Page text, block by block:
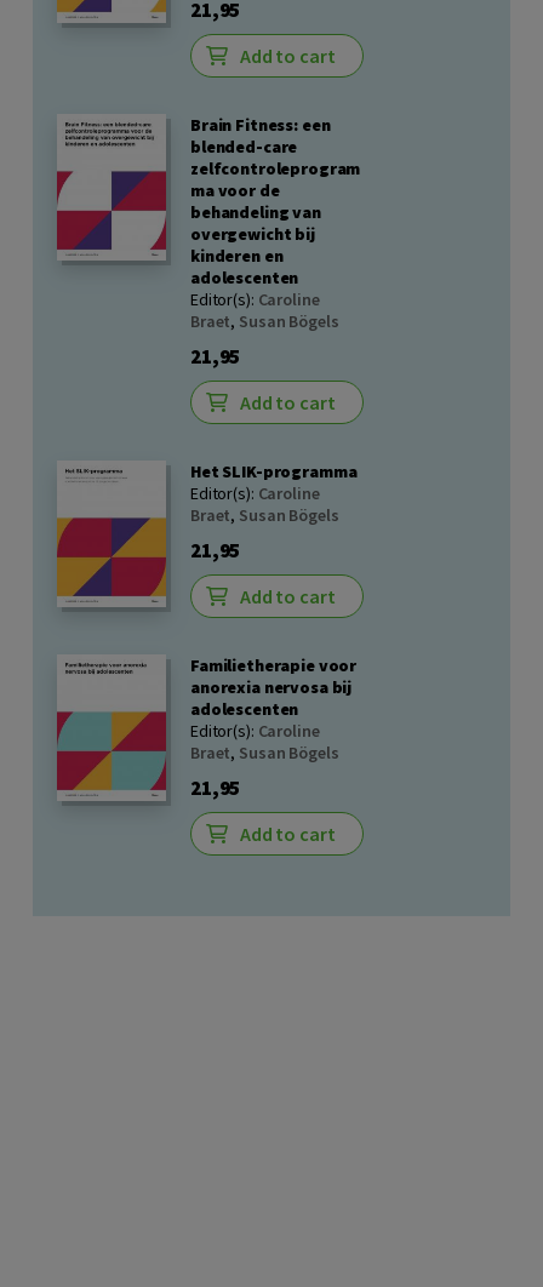
21,95
Add to cart
Brain Fitness: een
blended-care
zelfcontroleprogram
ma voor de
behandeling van
overgewicht bij
kinderen en
adolescenten
Editor(s): Caroline
Braet, Susan Bögels
21,95
Add to cart
Het SLIK-programma
Editor(s): Caroline
Braet, Susan Bögels
21,95
Add to cart
Familietherapie voor
anorexia nervosa bij
adolescenten
Editor(s): Caroline
Braet, Susan Bögels
21,95
Add to cart